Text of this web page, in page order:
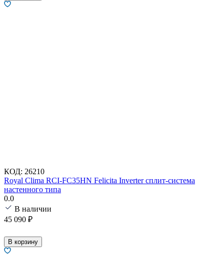
КОД: 26210
Royal Clima RCI-FC35HN Felicita Inverter сплит-система
настенного типа
0.0
В наличии
45 090 ₽
В корзину